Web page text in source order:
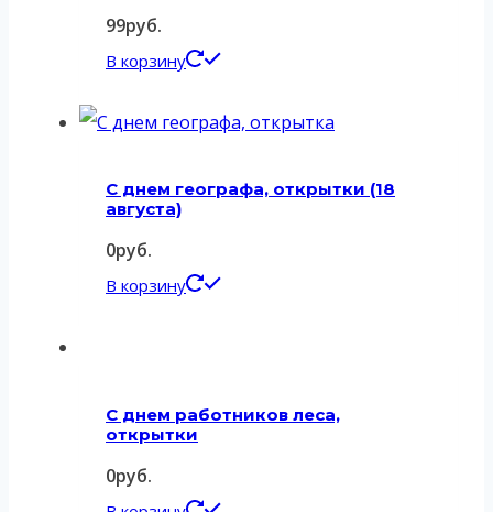
99руб.
В корзину
С днем географа, открытки (18
августа)
0руб.
В корзину
С днем работников леса,
открытки
0руб.